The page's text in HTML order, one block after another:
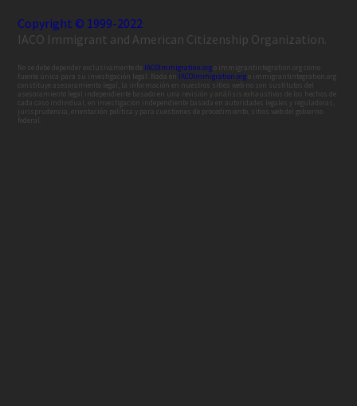
Copyright © 1999-2022
IACO Immigrant and American Citizenship Organization.
No se debe depender exclusivamente de IACOImmigration.org o immigrantintegration.org como
fuente única para su investigación legal. Nada en IACOImmigration.org o immigrantintegration.org
constituye asesoramiento legal, la información en nuestros sitios web no son sustitutos del
asesoramiento legal independiente basado en una revisión y análisis exhaustivos de los hechos de
cada caso individual, en investigación independiente basada en autoridades legales y reguladoras,
jurisprudencia, orientación política y para cuestiones de procedimiento, sitios web del gobierno
federal.